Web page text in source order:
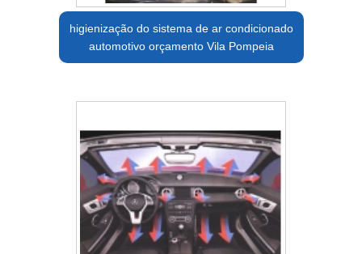
higienização do sistema de ar condicionado
automotivo orçamento Vila Pompeia